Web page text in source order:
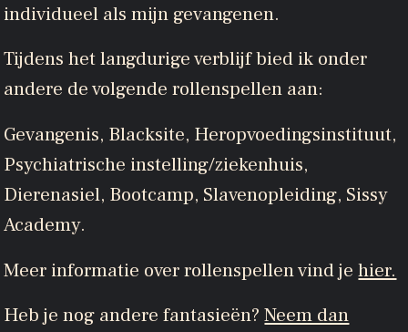
individueel als mijn gevangenen.
Tijdens het langdurige verblijf bied ik onder
andere de volgende rollenspellen aan:
Gevangenis, Blacksite, Heropvoedingsinstituut,
Psychiatrische instelling/ziekenhuis,
Dierenasiel, Bootcamp, Slavenopleiding, Sissy
Academy.
Meer informatie over rollenspellen vind jehier.
Heb je nog andere fantasieën?Neem dan